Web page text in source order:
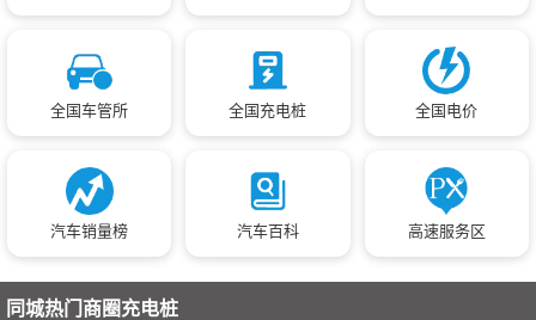
全国车管所 全国充电桩 全国电价
汽车销量榜 汽车百科 高速服务区
同城热门商圈充电桩